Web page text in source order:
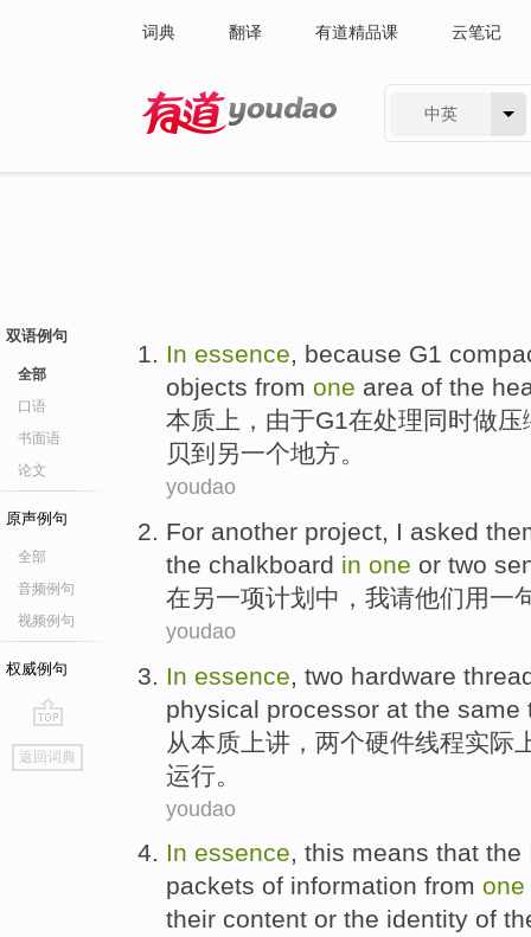
词典 翻译 有道精品课 云笔记
中英
双语例句
全部
口语
书面语
论文
原声例句
全部
音频例句
视频例句
权威例句
go
top
返回词典
In essence, because G1
objects from one area of the
本质 上 ， 由于G1在处理 同时做压
贝到 另一个地方。
youdao
For another project, I asked
the chalkboard in one or two
在另一项计划 中， 我请他们用一
youdao
In essence two hardware
physical processor at the same
从本质上讲， 两个硬件线程实际
运行。
youdao
In essence, this means that the
packets of information from one
their content or the identity of